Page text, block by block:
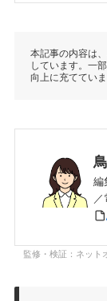
本記事の内容は
しています。一
向上に充てていま
編
／
監修・検証：ネット